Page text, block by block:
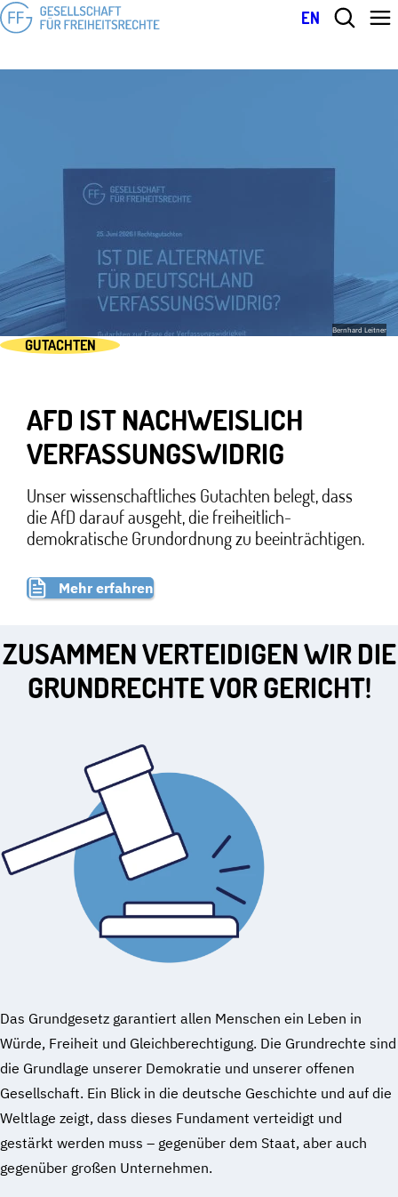
EN
Bernhard Leitner
GUTACHTEN
AFD IST NACHWEISLICH
VERFASSUNGSWIDRIG
Unser wissenschaftliches Gutachten belegt, dass
die AfD darauf ausgeht, die freiheitlich-
demokratische Grundordnung zu beeinträchtigen.
Mehr erfahren
ZUSAMMEN VERTEIDIGEN WIR DIE
GRUNDRECHTE VOR GERICHT!
Das Grundgesetz garantiert allen Menschen ein Leben in
Würde, Freiheit und Gleichberechtigung. Die Grundrechte sind
die Grundlage unserer Demokratie und unserer offenen
Gesellschaft. Ein Blick in die deutsche Geschichte und auf die
Weltlage zeigt, dass dieses Fundament verteidigt und
gestärkt werden muss – gegenüber dem Staat, aber auch
gegenüber großen Unternehmen.